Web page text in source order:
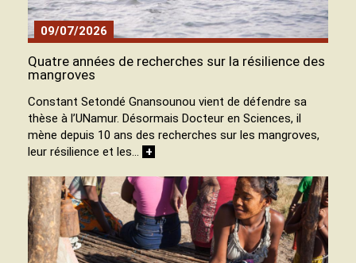
09/07/2026
Quatre années de recherches sur la résilience des
mangroves
Constant Setondé Gnansounou vient de défendre sa
thèse à l’UNamur. Désormais Docteur en Sciences, il
mène depuis 10 ans des recherches sur les mangroves,
leur résilience et les… +